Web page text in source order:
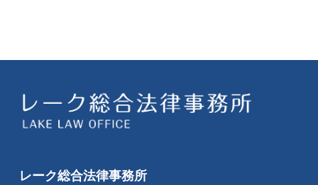
レーク総合法律事務所